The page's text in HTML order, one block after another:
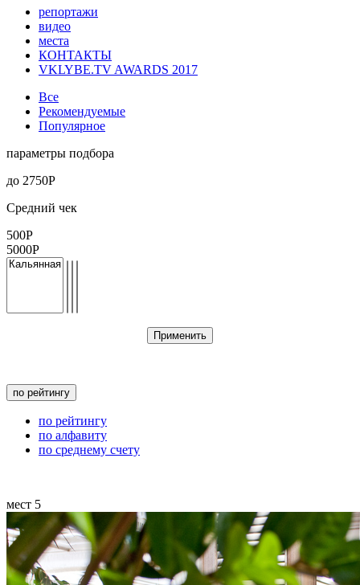
репортажи
видео
места
КОНТАКТЫ
VKLYBE.TV AWARDS 2017
Все
Рекомендуемые
Популярное
параметры подбора
до 2750Р
Средний чек
500Р
5000Р
Применить
по рейтингу
по рейтингу
по алфавиту
по среднему счету
мест 5